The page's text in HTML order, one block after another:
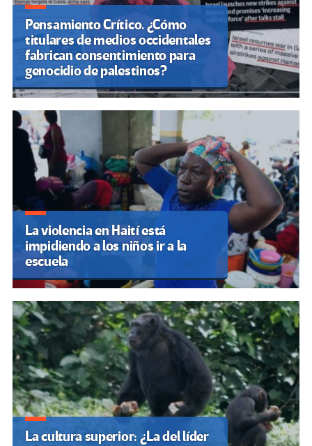
Pensamiento Crítico. ¿Cómo
titulares de medios occidentales
fabrican consentimiento para
genocidio de palestinos?
La violencia en Haití está
impidiendo a los niños ir a la
escuela
La cultura superior: ¿La del líder